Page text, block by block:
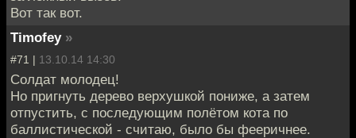
Вот так вот.
Timofey »
#71 | 13.10.14 14:30
Солдат молодец!
Но пригнуть дерево верхушкой пониже, а затем
отпустить, с последующим полётом кота по
баллистической - считаю, было бы фееричнее.